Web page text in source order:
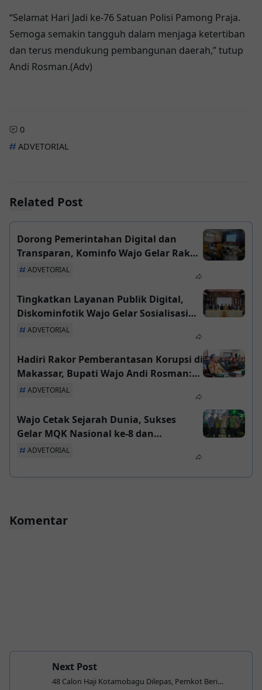
“Selamat Hari Jadi ke-76 Satuan Polisi Pamong Praja.
Semoga semakin tangguh dalam menjaga ketertiban
dan terus mendukung pembangunan daerah,” tutup
Andi Rosman.(Adv)
0
ADVETORIAL
Related Post
Dorong Pemerintahan Digital dan
Transparan, Kominfo Wajo Gelar Rakor
Pengelolaan Media Sosial Perangkat
ADVETORIAL
Tingkatkan Layanan Publik Digital,
Diskominfotik Wajo Gelar Sosialisasi
SP4N-LAPOR!
ADVETORIAL
Hadiri Rakor Pemberantasan Korupsi di
Makassar, Bupati Wajo Andi Rosman:
Kami Siap Ikuti dan Laksanakan
ADVETORIAL
Wajo Cetak Sejarah Dunia, Sukses
Gelar MQK Nasional ke-8 dan
Internasional Pertama
ADVETORIAL
Komentar
Next Post
48 Calon Haji Kotamobagu Dilepas, Pemkot Beri